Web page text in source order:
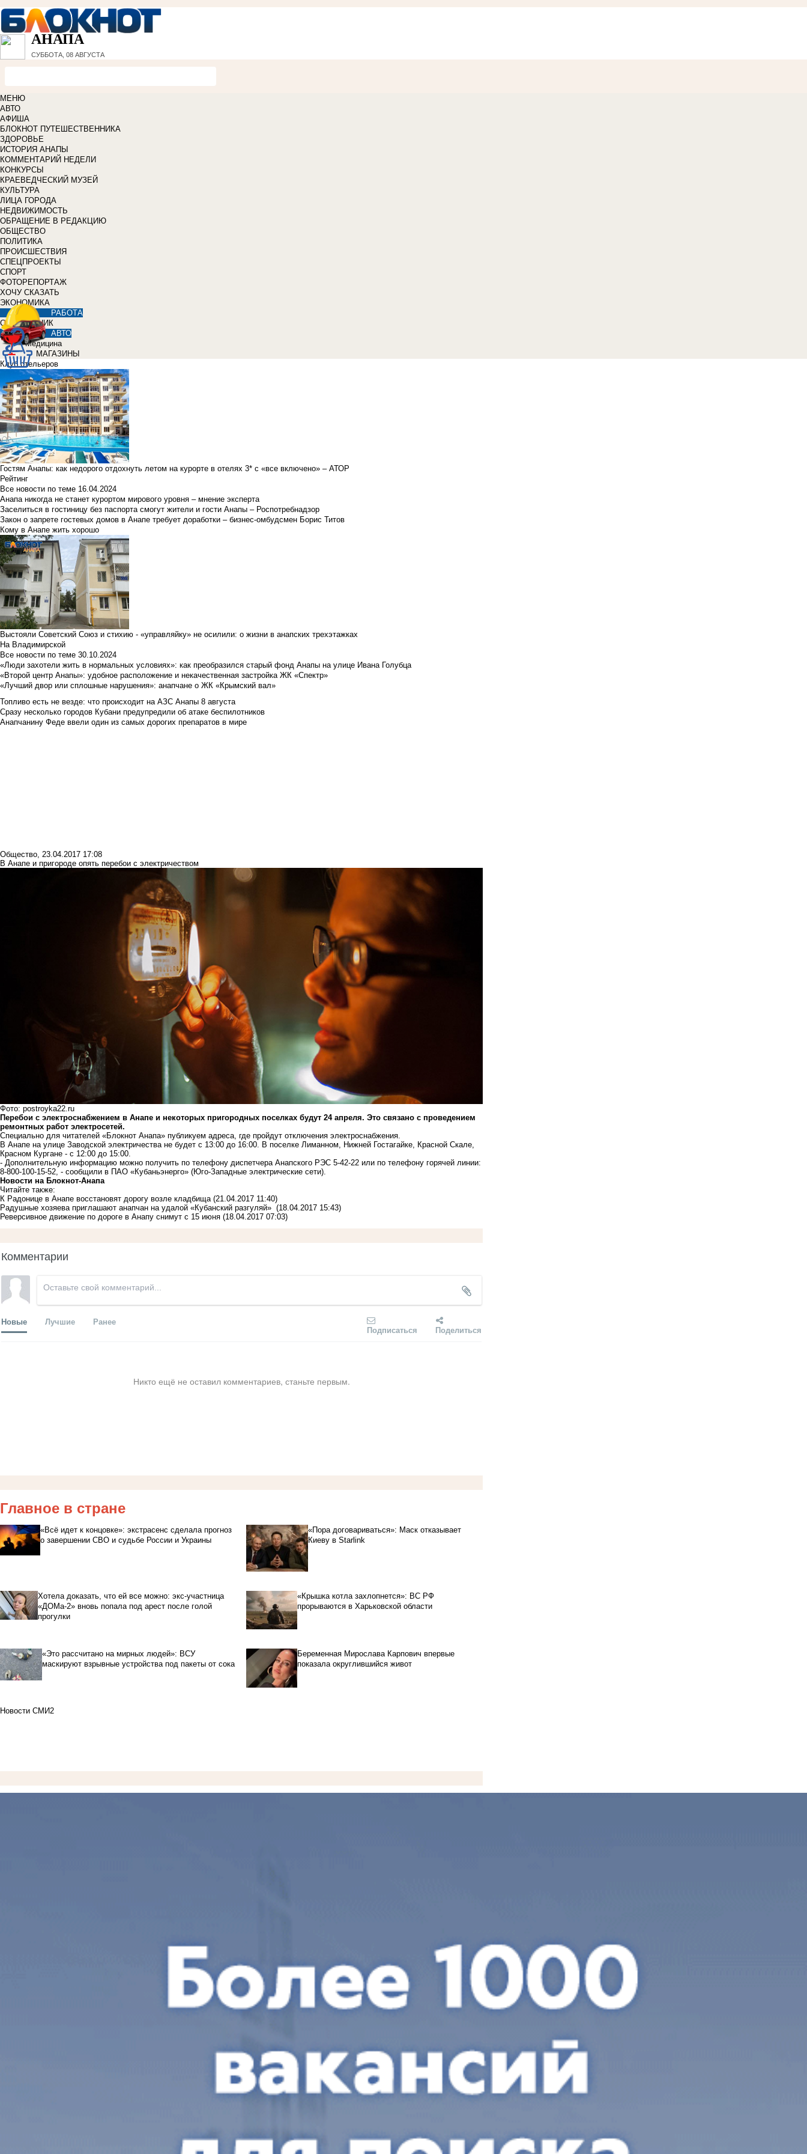
АНАПА
СУББОТА, 08 АВГУСТА
МЕНЮ
АВТО
АФИША
БЛОКНОТ ПУТЕШЕСТВЕННИКА
ЗДОРОВЬЕ
ИСТОРИЯ АНАПЫ
КОММЕНТАРИЙ НЕДЕЛИ
КОНКУРСЫ
КРАЕВЕДЧЕСКИЙ МУЗЕЙ
КУЛЬТУРА
ЛИЦА ГОРОДА
НЕДВИЖИМОСТЬ
ОБРАЩЕНИЕ В РЕДАКЦИЮ
ОБЩЕСТВО
ПОЛИТИКА
ПРОИСШЕСТВИЯ
СПЕЦПРОЕКТЫ
СПОРТ
ФОТОРЕПОРТАЖ
ХОЧУ СКАЗАТЬ
ЭКОНОМИКА
РАБОТА
СПРАВОЧНИК
АВТО
Медицина
МАГАЗИНЫ
Клуб отельеров
Гостям Анапы: как недорого отдохнуть летом на курорте в отелях 3* с «все включено» – АТОР
Рейтинг
Все новости по теме 16.04.2024
Анапа никогда не станет курортом мирового уровня – мнение эксперта
Заселиться в гостиницу без паспорта смогут жители и гости Анапы – Роспотребнадзор
Закон о запрете гостевых домов в Анапе требует доработки – бизнес-омбудсмен Борис Титов
Кому в Анапе жить хорошо
Выстояли Советский Союз и стихию - «управляйку» не осилили: о жизни в анапских трехэтажках
На Владимирской
Все новости по теме 30.10.2024
«Люди захотели жить в нормальных условиях»: как преобразился старый фонд Анапы на улице Ивана Голубца
«Второй центр Анапы»: удобное расположение и некачественная застройка ЖК «Спектр»
«Лучший двор или сплошные нарушения»: анапчане о ЖК «Крымский вал»
Топливо есть не везде: что происходит на АЗС Анапы 8 августа
Сразу несколько городов Кубани предупредили об атаке беспилотников
Анапчанину Феде ввели один из самых дорогих препаратов в мире
Общество, 23.04.2017 17:08
В Анапе и пригороде опять перебои с электричеством
Фото: postroyka22.ru
Перебои с электроснабжением в Анапе и некоторых пригородных поселках будут 24 апреля. Это связано с проведением
ремонтных работ электросетей.
Специально для читателей «Блокнот Анапа» публикуем адреса, где пройдут отключения электроснабжения.
В Анапе на улице Заводской электричества не будет с 13:00 до 16:00. В поселке Лиманном, Нижней Гостагайке, Красной Скале,
Красном Кургане - с 12:00 до 15:00.
- Дополнительную информацию можно получить по телефону диспетчера Анапского РЭС 5-42-22 или по телефону горячей линии:
8-800-100-15-52, - сообщили в ПАО «Кубаньэнерго» (Юго-Западные электрические сети).
Новости на Блoкнoт-Анапа
Читайте также:
К Радонице в Анапе восстановят дорогу возле кладбища (21.04.2017 11:40)
Радушные хозяева приглашают анапчан на удалой «Кубанский разгуляй» (18.04.2017 15:43)
Реверсивное движение по дороге в Анапу снимут с 15 июня (18.04.2017 07:03)
Комментарии
Новые Лучшие Ранее
Подписаться Поделиться
Никто ещё не оставил комментариев, станьте первым.
Главное в стране
«Всё идет к концовке»: экстрасенс сделала прогноз
о завершении СВО и судьбе России и Украины
«Пора договариваться»: Маск отказывает
Киеву в Starlink
Хотела доказать, что ей все можно: экс-участница
«ДОМа-2» вновь попала под арест после голой
прогулки
«Крышка котла захлопнется»: ВС РФ
прорываются в Харьковской области
«Это рассчитано на мирных людей»: ВСУ
маскируют взрывные устройства под пакеты от сока
Беременная Мирослава Карпович впервые
показала округлившийся живот
Новости СМИ2